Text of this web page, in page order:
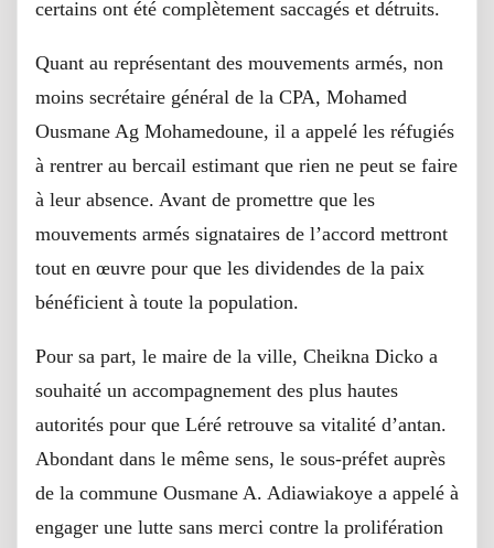
certains ont été complètement saccagés et détruits.
Quant au représentant des mouvements armés, non
moins secrétaire général de la CPA, Mohamed
Ousmane Ag Mohamedoune, il a appelé les réfugiés
à rentrer au bercail estimant que rien ne peut se faire
à leur absence. Avant de promettre que les
mouvements armés signataires de l’accord mettront
tout en œuvre pour que les dividendes de la paix
bénéficient à toute la population.
Pour sa part, le maire de la ville, Cheikna Dicko a
souhaité un accompagnement des plus hautes
autorités pour que Léré retrouve sa vitalité d’antan.
Abondant dans le même sens, le sous-préfet auprès
de la commune Ousmane A. Adiawiakoye a appelé à
engager une lutte sans merci contre la prolifération